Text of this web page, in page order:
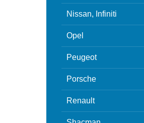
Nissan, Infiniti
Opel
Peugeot
Porsche
Renault